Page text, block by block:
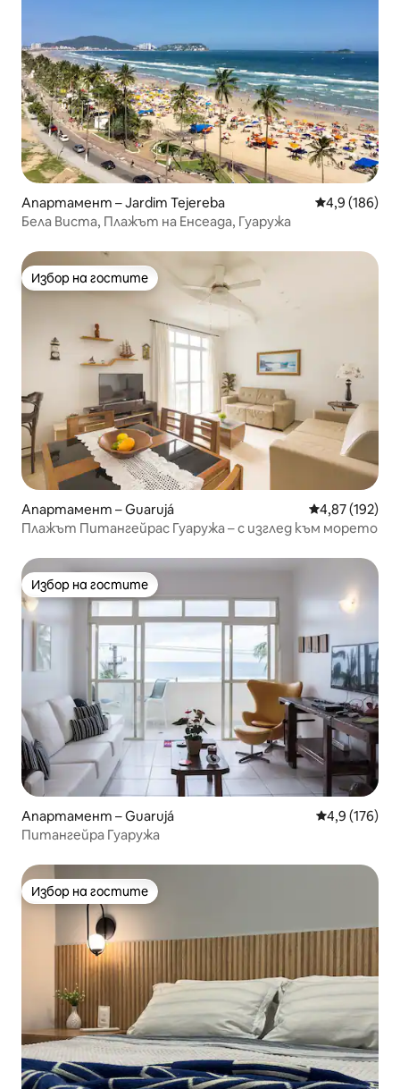
Апартамент – Jardim Tejereba Средна
4,9 (186)
Бела Виста, Плажът на Енсеада, Гуаружа
Избор на гостите
Избор на гостите
Апартамент – Guarujá Средна
4,87 (192)
Плажът Питангейрас Гуаружа – с изглед към морето
Избор на гостите
Избор на гостите
Апартамент – Guarujá Средна
4,9 (176)
Питангейра Гуаружа
Избор на гостите
Избор на гостите